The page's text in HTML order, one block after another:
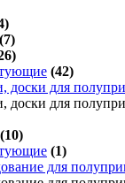
(7)
(42)
доски для
доски для
(10)
(1)
для